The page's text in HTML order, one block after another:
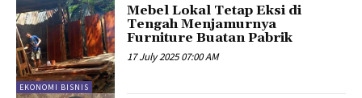
EKONOMI BISNIS
Mebel Lokal Tetap Eksi di
Tengah Menjamurnya
Furniture Buatan Pabrik
17 July 2025 07:00 AM